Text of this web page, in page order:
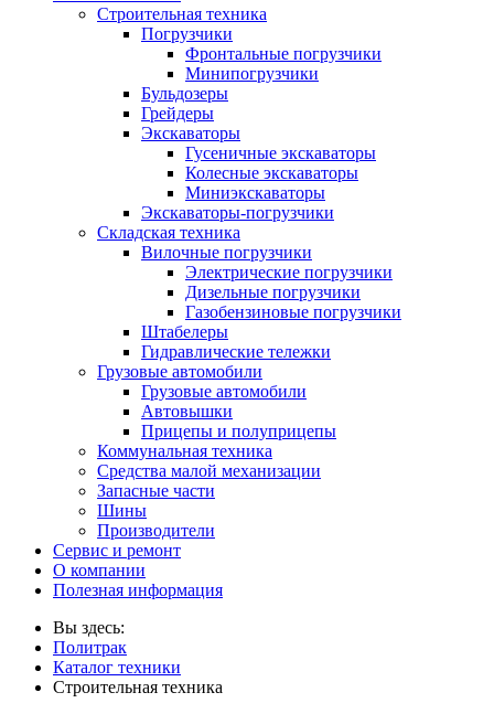
Строительная техника
Погрузчики
Фронтальные погрузчики
Минипогрузчики
Бульдозеры
Грейдеры
Экскаваторы
Гусеничные экскаваторы
Колесные экскаваторы
Миниэкскаваторы
Экскаваторы-погрузчики
Складская техника
Вилочные погрузчики
Электрические погрузчики
Дизельные погрузчики
Газобензиновые погрузчики
Штабелеры
Гидравлические тележки
Грузовые автомобили
Грузовые автомобили
Автовышки
Прицепы и полуприцепы
Коммунальная техника
Средства малой механизации
Запасные части
Шины
Производители
Сервис и ремонт
О компании
Полезная информация
Вы здесь:
Политрак
Каталог техники
Строительная техника